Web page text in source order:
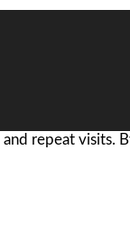
repeat visits.